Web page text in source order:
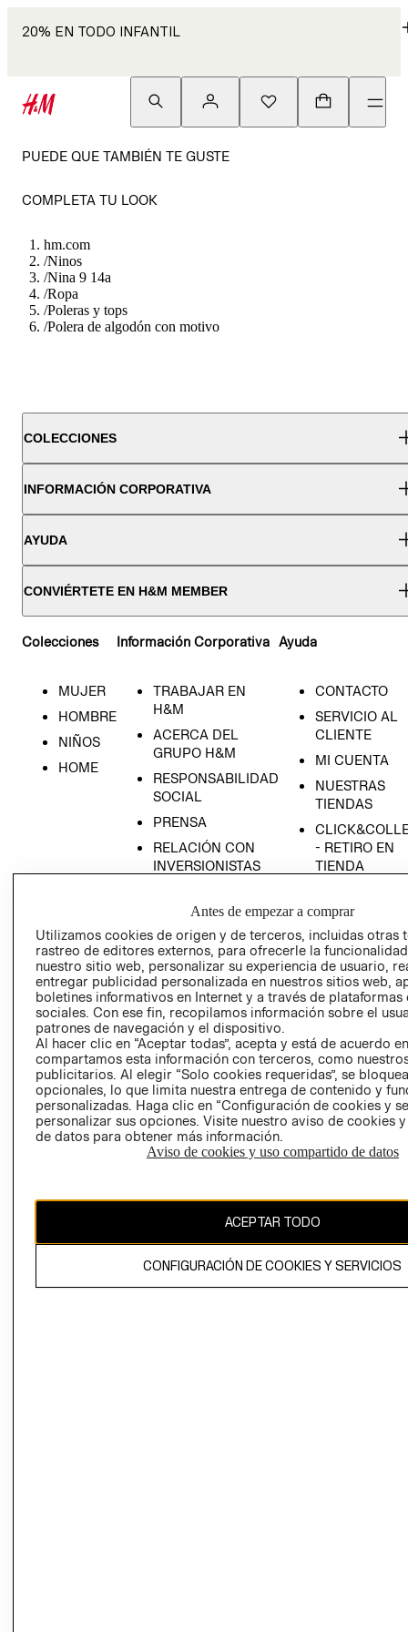
20% EN TODO INFANTIL
PUEDE QUE TAMBIÉN TE GUSTE
COMPLETA TU LOOK
hm.com
/Ninos
/Nina 9 14a
/Ropa
/Poleras y tops
/Polera de algodón con motivo
COLECCIONES
INFORMACIÓN CORPORATIVA
AYUDA
CONVIÉRTETE EN H&M MEMBER
Colecciones
MUJER
HOMBRE
NIÑOS
HOME
Información Corporativa
TRABAJAR EN
H&M
ACERCA DEL
GRUPO H&M
RESPONSABILIDAD
SOCIAL
PRENSA
RELACIÓN CON
INVERSIONISTAS
EMPRESARIAL
Ayuda
CONTACTO
SERVICIO AL
CLIENTE
MI CUENTA
NUESTRAS
TIENDAS
- RETIRO EN
TIENDA
CONDICIONES
AVISO DE
PRIVACIDAD
GIFT CARD
AVISO DE
COOKIES
El contenido de esta página web está protegido por copyright y es
Antes de empezar a comprar
Utilizamos cookies de origen y de terceros, incluidas otras
rastreo de editores externos, para ofrecerle la
nuestro sitio web, personalizar su experiencia de usuario,
entregar publicidad personalizada en nuestros sitios web,
boletines informativos en Internet y a través de plataformas
sociales. Con ese fin, recopilamos información sobre el
patrones de navegación y el dispositivo.
Al hacer clic en “Aceptar todas”, acepta y está de acuerdo
compartamos esta información con terceros, como
publicitarios. Al elegir “Solo cookies requeridas”, se
opcionales, lo que limita nuestra entrega de contenido y
personalizadas. Haga clic en “Configuración de cookies y
personalizar sus opciones. Visite nuestro aviso de cookies
de datos para obtener más información.
Aviso de cookies y uso compartido de datos
ACEPTAR TODO
CONFIGURACIÓN DE COOKIES Y SERVICIOS